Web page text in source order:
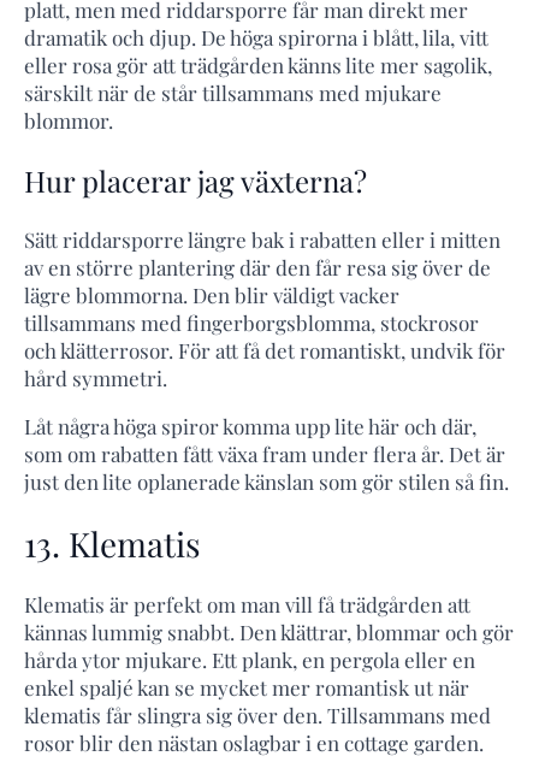
platt, men med riddarsporre får man direkt mer
dramatik och djup. De höga spirorna i blått, lila, vitt
eller rosa gör att trädgården känns lite mer sagolik,
särskilt när de står tillsammans med mjukare
blommor.
Hur placerar jag växterna?
Sätt riddarsporre längre bak i rabatten eller i mitten
av en större plantering där den får resa sig över de
lägre blommorna. Den blir väldigt vacker
tillsammans med fingerborgsblomma, stockrosor
och klätterrosor. För att få det romantiskt, undvik för
hård symmetri.
Låt några höga spiror komma upp lite här och där,
som om rabatten fått växa fram under flera år. Det är
just den lite oplanerade känslan som gör stilen så fin.
13. Klematis
Klematis är perfekt om man vill få trädgården att
kännas lummig snabbt. Den klättrar, blommar och gör
hårda ytor mjukare. Ett plank, en pergola eller en
enkel spaljé kan se mycket mer romantisk ut när
klematis får slingra sig över den. Tillsammans med
rosor blir den nästan oslagbar i en cottage garden.